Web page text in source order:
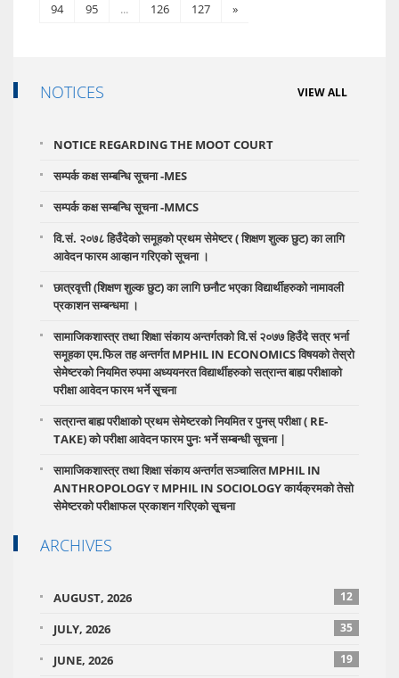
94
95 ... 126 127 »
NOTICES VIEW ALL
NOTICE REGARDING THE MOOT COURT
सम्पर्क कक्ष सम्बन्धि सूचना -MES
सम्पर्क कक्ष सम्बन्धि सूचना -MMCS
वि.सं. २०७८ हिउँदेको समूहको प्रथम सेमेष्टर ( शिक्षण शुल्क छुट) का लागि
आवेदन फारम आव्हान गरिएको सूचना ।
छात्रवृत्ती (शिक्षण शुल्क छुट) का लागि छनौट भएका विद्यार्थीहरुको नामावली
प्रकाशन सम्बन्धमा ।
सामाजिकशास्त्र तथा शिक्षा संकाय अन्तर्गतको वि.सं २०७७ हिउँदे सत्र भर्ना
समूहका एम.फिल तह अन्तर्गत MPHIL IN ECONOMICS विषयको तेस्रो
सेमेष्टरको नियमित रुपमा अध्ययनरत विद्यार्थीहरुको सत्रान्त बाह्य परीक्षाको
परीक्षा आवेदन फारम भर्ने सृ्चना
सत्रान्त बाह्य परीक्षाको प्रथम सेमेष्टरको नियमित र पुनस् परीक्षा ( RE-
TAKE) को परीक्षा आवेदन फारम पुुनः भर्ने सम्बन्धी सूचना |
सामाजिकशास्त्र तथा शिक्षा संकाय अन्तर्गत सञ्चालित MPHIL IN
ANTHROPOLOGY र MPHIL IN SOCIOLOGY कार्यक्रमको तेसो
सेमेष्टरको परीक्षाफल प्रकाशन गरिएको सृ्चना
ARCHIVES
AUGUST, 2026 12
JULY, 2026 35
JUNE, 2026 19